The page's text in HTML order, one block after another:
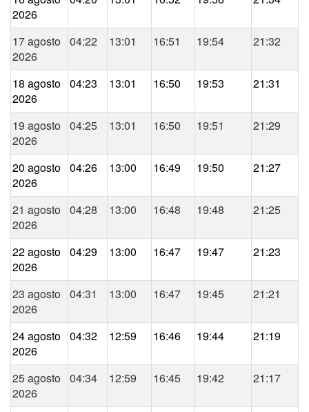
2026
17 agosto
2026
04:22 13:01 16:51 19:54 21:32
18 agosto
2026
04:23 13:01 16:50 19:53 21:31
19 agosto
2026
04:25 13:01 16:50 19:51 21:29
20 agosto
2026
04:26 13:00 16:49 19:50 21:27
21 agosto
2026
04:28 13:00 16:48 19:48 21:25
22 agosto
2026
04:29 13:00 16:47 19:47 21:23
23 agosto
2026
04:31 13:00 16:47 19:45 21:21
24 agosto
2026
04:32 12:59 16:46 19:44 21:19
25 agosto
2026
04:34 12:59 16:45 19:42 21:17